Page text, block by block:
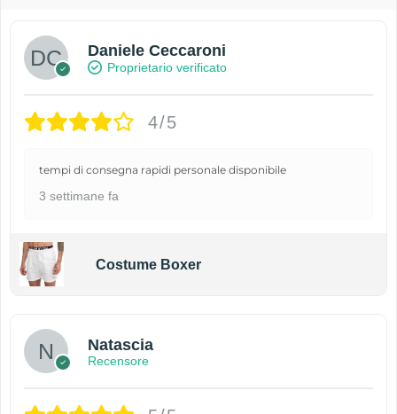
Daniele Ceccaroni
Proprietario verificato
4/5
tempi di consegna rapidi personale disponibile
3 settimane fa
Costume Boxer
Natascia
Recensore